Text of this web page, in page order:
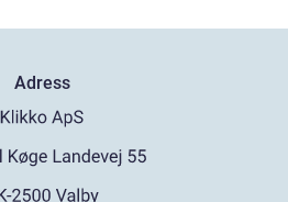
Adress